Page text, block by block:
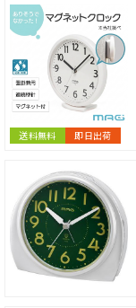
送料無料 即日出荷